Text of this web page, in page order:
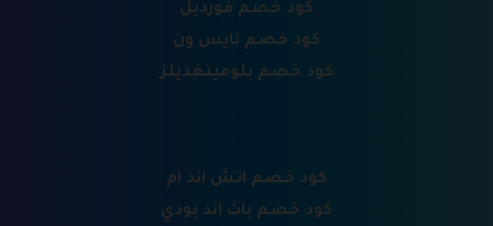
كود خصم فورديل
كود خصم نايس ون
كود خصم بلومينغديلز
كود خصم اتش اند ام
كود خصم باث اند بودي